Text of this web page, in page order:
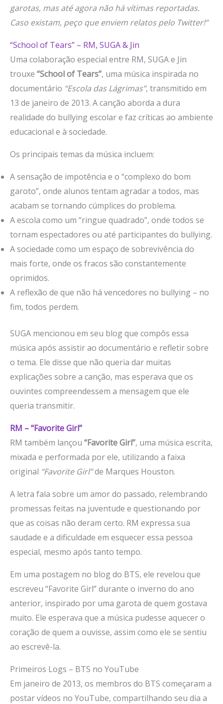
garotas, mas até agora não há vítimas reportadas.
Caso existam, peço que enviem relatos pelo Twitter!”
“School of Tears” – RM, SUGA & Jin
Uma colaboração especial entre RM, SUGA e Jin
trouxe “School of Tears”, uma música inspirada no
documentário “Escola das Lágrimas”, transmitido em
13 de janeiro de 2013. A canção aborda a dura
realidade do bullying escolar e faz críticas ao ambiente
educacional e à sociedade.
Os principais temas da música incluem:
A sensação de impotência e o “complexo do bom
garoto”, onde alunos tentam agradar a todos, mas
acabam se tornando cúmplices do problema.
A escola como um “ringue quadrado”, onde todos se
tornam espectadores ou até participantes do bullying.
A sociedade como um espaço de sobrevivência do
mais forte, onde os fracos são constantemente
oprimidos.
A reflexão de que não há vencedores no bullying – no
fim, todos perdem.
SUGA mencionou em seu blog que compôs essa
música após assistir ao documentário e refletir sobre
o tema. Ele disse que não queria dar muitas
explicações sobre a canção, mas esperava que os
ouvintes compreendessem a mensagem que ele
queria transmitir.
RM – “Favorite Girl”
RM também lançou “Favorite Girl”, uma música escrita,
mixada e performada por ele, utilizando a faixa
original “Favorite Girl”de Marques Houston.
A letra fala sobre um amor do passado, relembrando
promessas feitas na juventude e questionando por
que as coisas não deram certo. RM expressa sua
saudade e a dificuldade em esquecer essa pessoa
especial, mesmo após tanto tempo.
Em uma postagem no blog do BTS, ele revelou que
escreveu “Favorite Girl” durante o inverno do ano
anterior, inspirado por uma garota de quem gostava
muito. Ele esperava que a música pudesse aquecer o
coração de quem a ouvisse, assim como ele se sentiu
ao escrevê-la.
Primeiros Logs – BTS no YouTube
Em janeiro de 2013, os membros do BTS começaram a
postar vídeos no YouTube, compartilhando seu dia a